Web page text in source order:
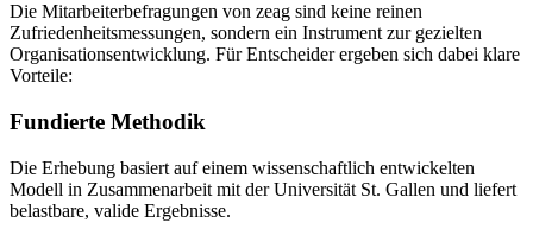
Die Mitarbeiterbefragungen von zeag sind keine reinen
Zufriedenheitsmessungen, sondern ein Instrument zur gezielten
Organisationsentwicklung. Für Entscheider ergeben sich dabei klare
Vorteile:
Fundierte Methodik
Die Erhebung basiert auf einem wissenschaftlich entwickelten
Modell in Zusammenarbeit mit der Universität St. Gallen und liefert
belastbare, valide Ergebnisse.